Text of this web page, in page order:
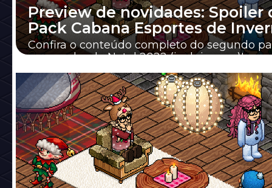
Preview de novidades: Spoiler
Pack Cabana Esportes de
Confira o conteúdo completo do segundo
campanha do Natal 2022 (inclui preço)!